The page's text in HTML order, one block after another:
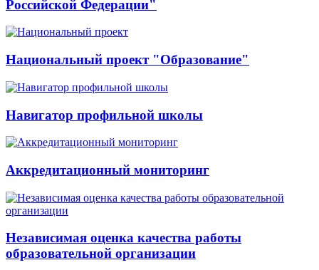
Российской Федерации"
Национальный проект "Образование"
Навигатор профильной школы
Аккредитационный мониторинг
Независимая оценка качества работы
образовательной организации